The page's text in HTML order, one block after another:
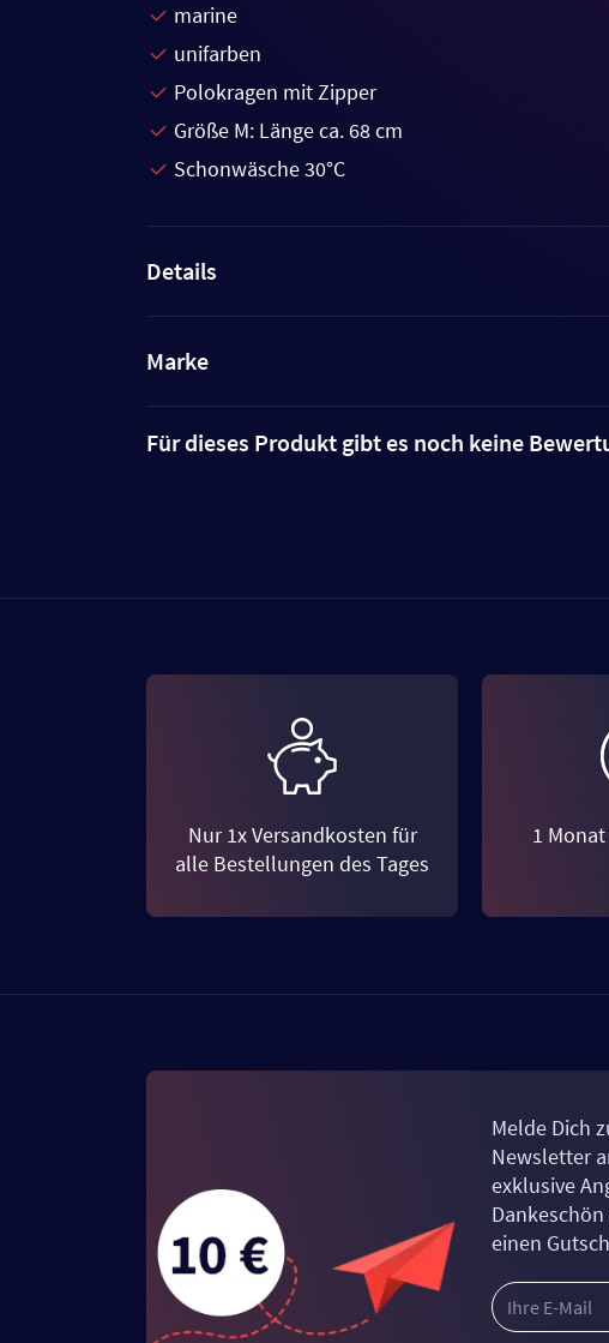
marine
unifarben
Polokragen mit Zipper
Größe M: Länge ca. 68 cm
Schonwäsche 30°C
Details
Marke
Für dieses Produkt gibt es noch keine
Nur 1x Versandkosten für
alle Bestellungen des Tages
1
Melde Dich
Newsletter
exklusive
einen